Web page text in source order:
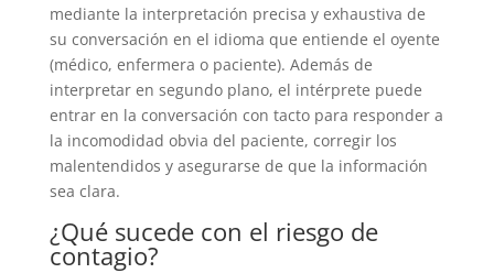
mediante la interpretación precisa y exhaustiva de
su conversación en el idioma que entiende el oyente
(médico, enfermera o paciente). Además de
interpretar en segundo plano, el intérprete puede
entrar en la conversación con tacto para responder a
la incomodidad obvia del paciente, corregir los
malentendidos y asegurarse de que la información
sea clara.
¿Qué sucede con el riesgo de
contagio?